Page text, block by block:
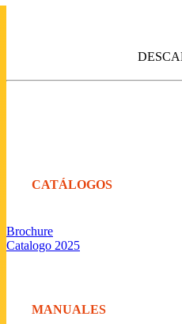
CATÁLOGOS
Brochure
Catalogo 2025
MANUALES